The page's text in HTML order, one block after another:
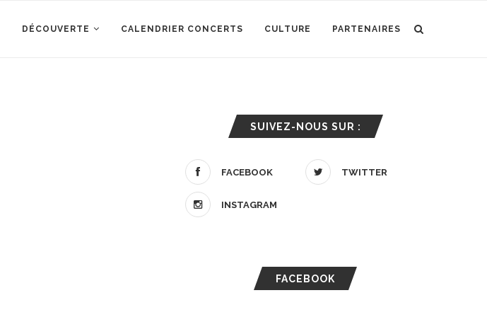
DÉCOUVERTE CALENDRIER CONCERTS CULTURE PARTENAIRES
SUIVEZ-NOUS SUR :
FACEBOOK TWITTER
INSTAGRAM
FACEBOOK